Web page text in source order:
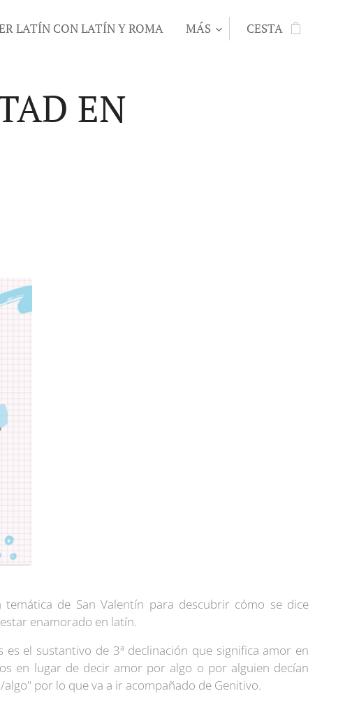
LATÍN CON LATÍN Y ROMA MÁS CESTA
EN
temática de San Valentín para descubrir cómo se dice
enamorado en latín.
es el sustantivo de 3ª declinación que significa amor en
en lugar de decir amor por algo o por alguien decían
por lo que va a ir acompañado de Genitivo.